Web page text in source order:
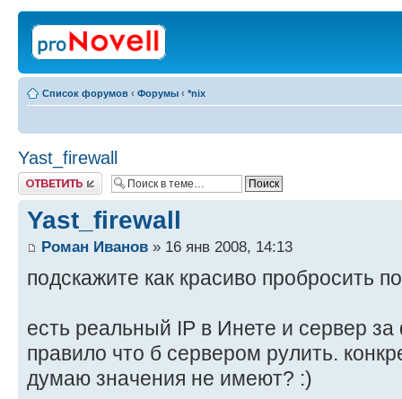
Список форумов ‹ Форумы ‹ *nix
Yast_firewall
Ответить
Yast_firewall
Роман Иванов » 16 янв 2008, 14:13
подскажите как красиво пробросить
есть реальный IP в Инете и сервер
правило что б сервером рулить.
думаю значения не имеют? :)